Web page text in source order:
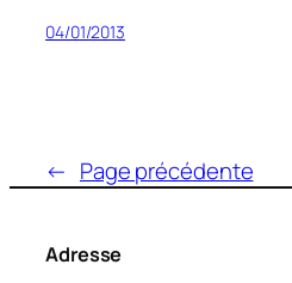
04/01/2013
← Page précédente
Adresse